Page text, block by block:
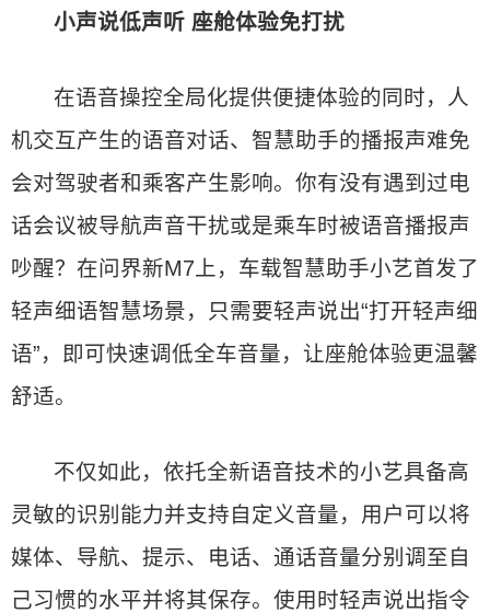
小声说低声听 座舱体验免打扰
在语音操控全局化提供便捷体验的同时，人
机交互产生的语音对话、智慧助手的播报声难免
会对驾驶者和乘客产生影响。你有没有遇到过电
话会议被导航声音干扰或是乘车时被语音播报声
吵醒？在问界新M7上，车载智慧助手小艺首发了
轻声细语智慧场景，只需要轻声说出“打开轻声细
语”，即可快速调低全车音量，让座舱体验更温馨
舒适。
不仅如此，依托全新语音技术的小艺具备高
灵敏的识别能力并支持自定义音量，用户可以将
媒体、导航、提示、电话、通话音量分别调至自
己习惯的水平并将其保存。使用时轻声说出指令